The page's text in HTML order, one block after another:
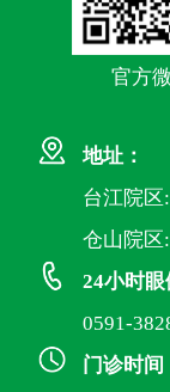
官方
地址：
台江院区
仓山院区
24小时
0591-
门诊时间